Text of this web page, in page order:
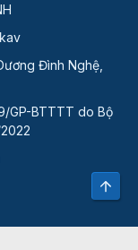
Đình Nghệ,
GP-BTTTT do Bộ